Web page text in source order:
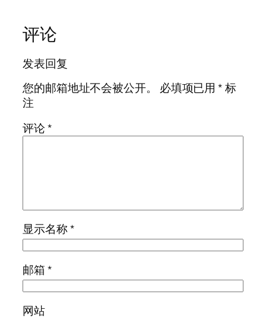
评论
发表回复
您的邮箱地址不会被公开。
必填项已用*标
注
评论*
显示名称*
邮箱*
网站